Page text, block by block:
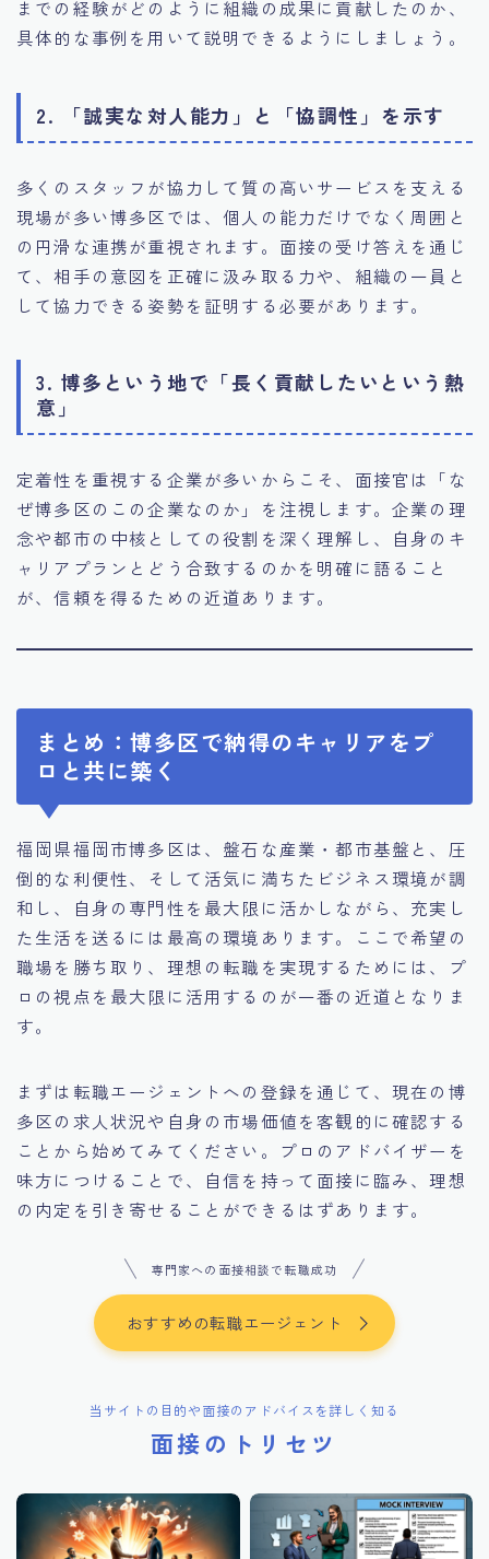
までの経験がどのように組織の成果に貢献したのか、
具体的な事例を用いて説明できるようにしましょう。
2. 「誠実な対人能力」と「協調性」を示す
多くのスタッフが協力して質の高いサービスを支える
現場が多い博多区では、個人の能力だけでなく周囲と
の円滑な連携が重視されます。面接の受け答えを通じ
て、相手の意図を正確に汲み取る力や、組織の一員と
して協力できる姿勢を証明する必要があります。
3. 博多という地で「長く貢献したいという熱
意」
定着性を重視する企業が多いからこそ、面接官は「な
ぜ博多区のこの企業なのか」を注視します。企業の理
念や都市の中核としての役割を深く理解し、自身のキ
ャリアプランとどう合致するのかを明確に語ること
が、信頼を得るための近道あります。
まとめ：博多区で納得のキャリアをプ
ロと共に築く
福岡県福岡市博多区は、盤石な産業・都市基盤と、圧
倒的な利便性、そして活気に満ちたビジネス環境が調
和し、自身の専門性を最大限に活かしながら、充実し
た生活を送るには最高の環境あります。ここで希望の
職場を勝ち取り、理想の転職を実現するためには、プ
ロの視点を最大限に活用するのが一番の近道となりま
す。
まずは転職エージェントへの登録を通じて、現在の博
多区の求人状況や自身の市場価値を客観的に確認する
ことから始めてみてください。プロのアドバイザーを
味方につけることで、自信を持って面接に臨み、理想
の内定を引き寄せることができるはずあります。
専門家への面接相談で転職成功
おすすめの転職エージェント
当サイトの目的や面接のアドバイスを詳しく知る
面接のトリセツ